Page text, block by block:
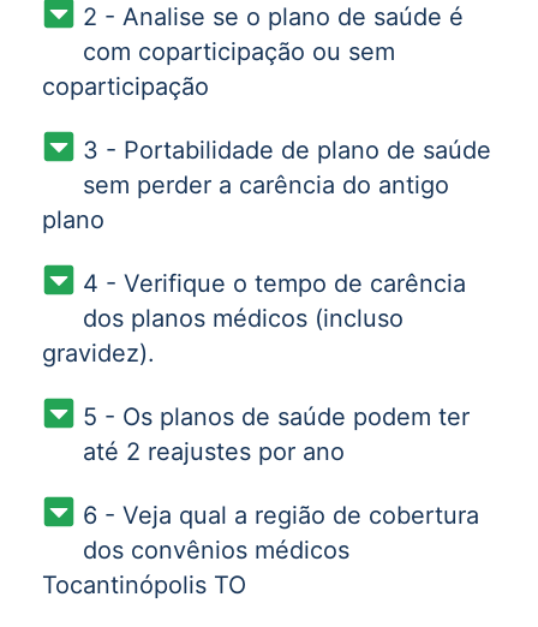
2 - Analise se o plano de saúde é
com coparticipação ou sem
coparticipação
3 - Portabilidade de plano de saúde
sem perder a carência do antigo
plano
4 - Verifique o tempo de carência
dos planos médicos (incluso
gravidez).
5 - Os planos de saúde podem ter
até 2 reajustes por ano
6 - Veja qual a região de cobertura
dos convênios médicos
Tocantinópolis TO